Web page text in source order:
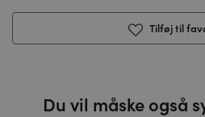
Tilføj til
Du vil måske også